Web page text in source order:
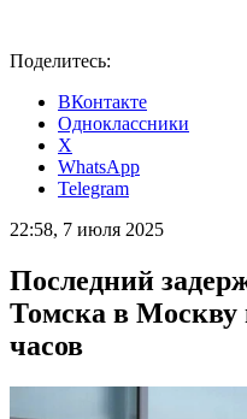
Поделитесь:
ВКонтакте
Одноклассники
X
WhatsApp
Telegram
22:58, 7 июля 2025
Последний
Томска в Москву
часов